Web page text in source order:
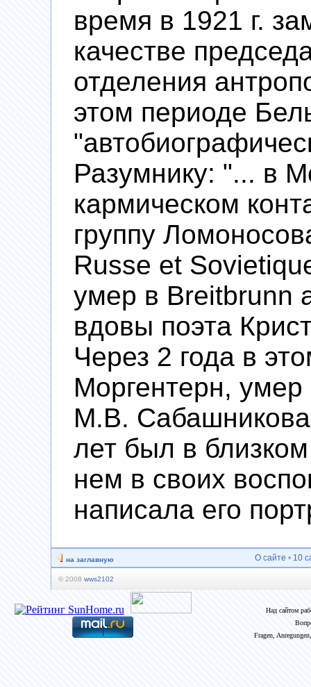
время в 1921 г.
качестве
отделения
этом периоде
Разумнику: "... в
кармическом
группу
Russe et
умер в Breitbrunn
вдовы поэта
Через 2 года в
Моргентерн,
М.В.
лет был в
нем в своих
написала его
на заглавную О сайте • 10
© 2008 wws2102
Над сайтом
Fragen,